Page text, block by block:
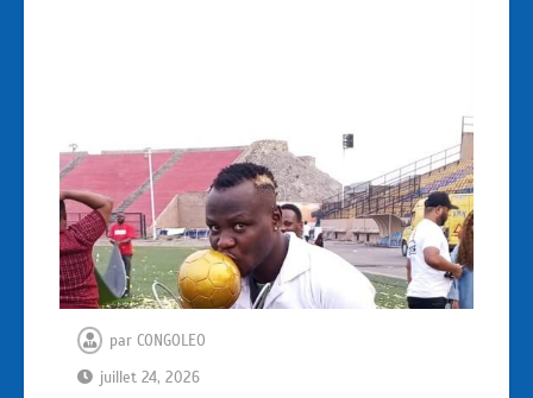
par CONGOLEO
juillet 24, 2026